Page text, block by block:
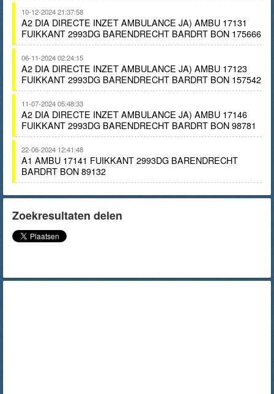
10-12-2024 21:37:58
A2 DIA DIRECTE INZET AMBULANCE JA) AMBU 17131
FUIKKANT 2993DG BARENDRECHT BARDRT BON 175666
06-11-2024 02:24:15
A2 DIA DIRECTE INZET AMBULANCE JA) AMBU 17123
FUIKKANT 2993DG BARENDRECHT BARDRT BON 157542
11-07-2024 05:48:33
A2 DIA DIRECTE INZET AMBULANCE JA) AMBU 17146
FUIKKANT 2993DG BARENDRECHT BARDRT BON 98781
22-06-2024 12:41:48
A1 AMBU 17141 FUIKKANT 2993DG BARENDRECHT
BARDRT BON 89132
Zoekresultaten delen